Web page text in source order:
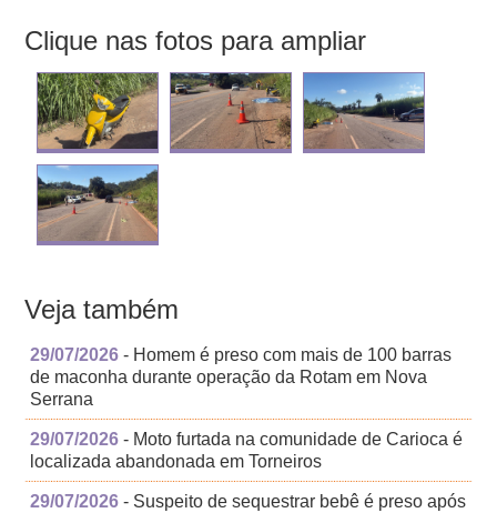
Clique nas fotos para ampliar
Veja também
29/07/2026 - Homem é preso com mais de 100 barras
de maconha durante operação da Rotam em Nova
Serrana
29/07/2026 - Moto furtada na comunidade de Carioca é
localizada abandonada em Torneiros
29/07/2026 - Suspeito de sequestrar bebê é preso após